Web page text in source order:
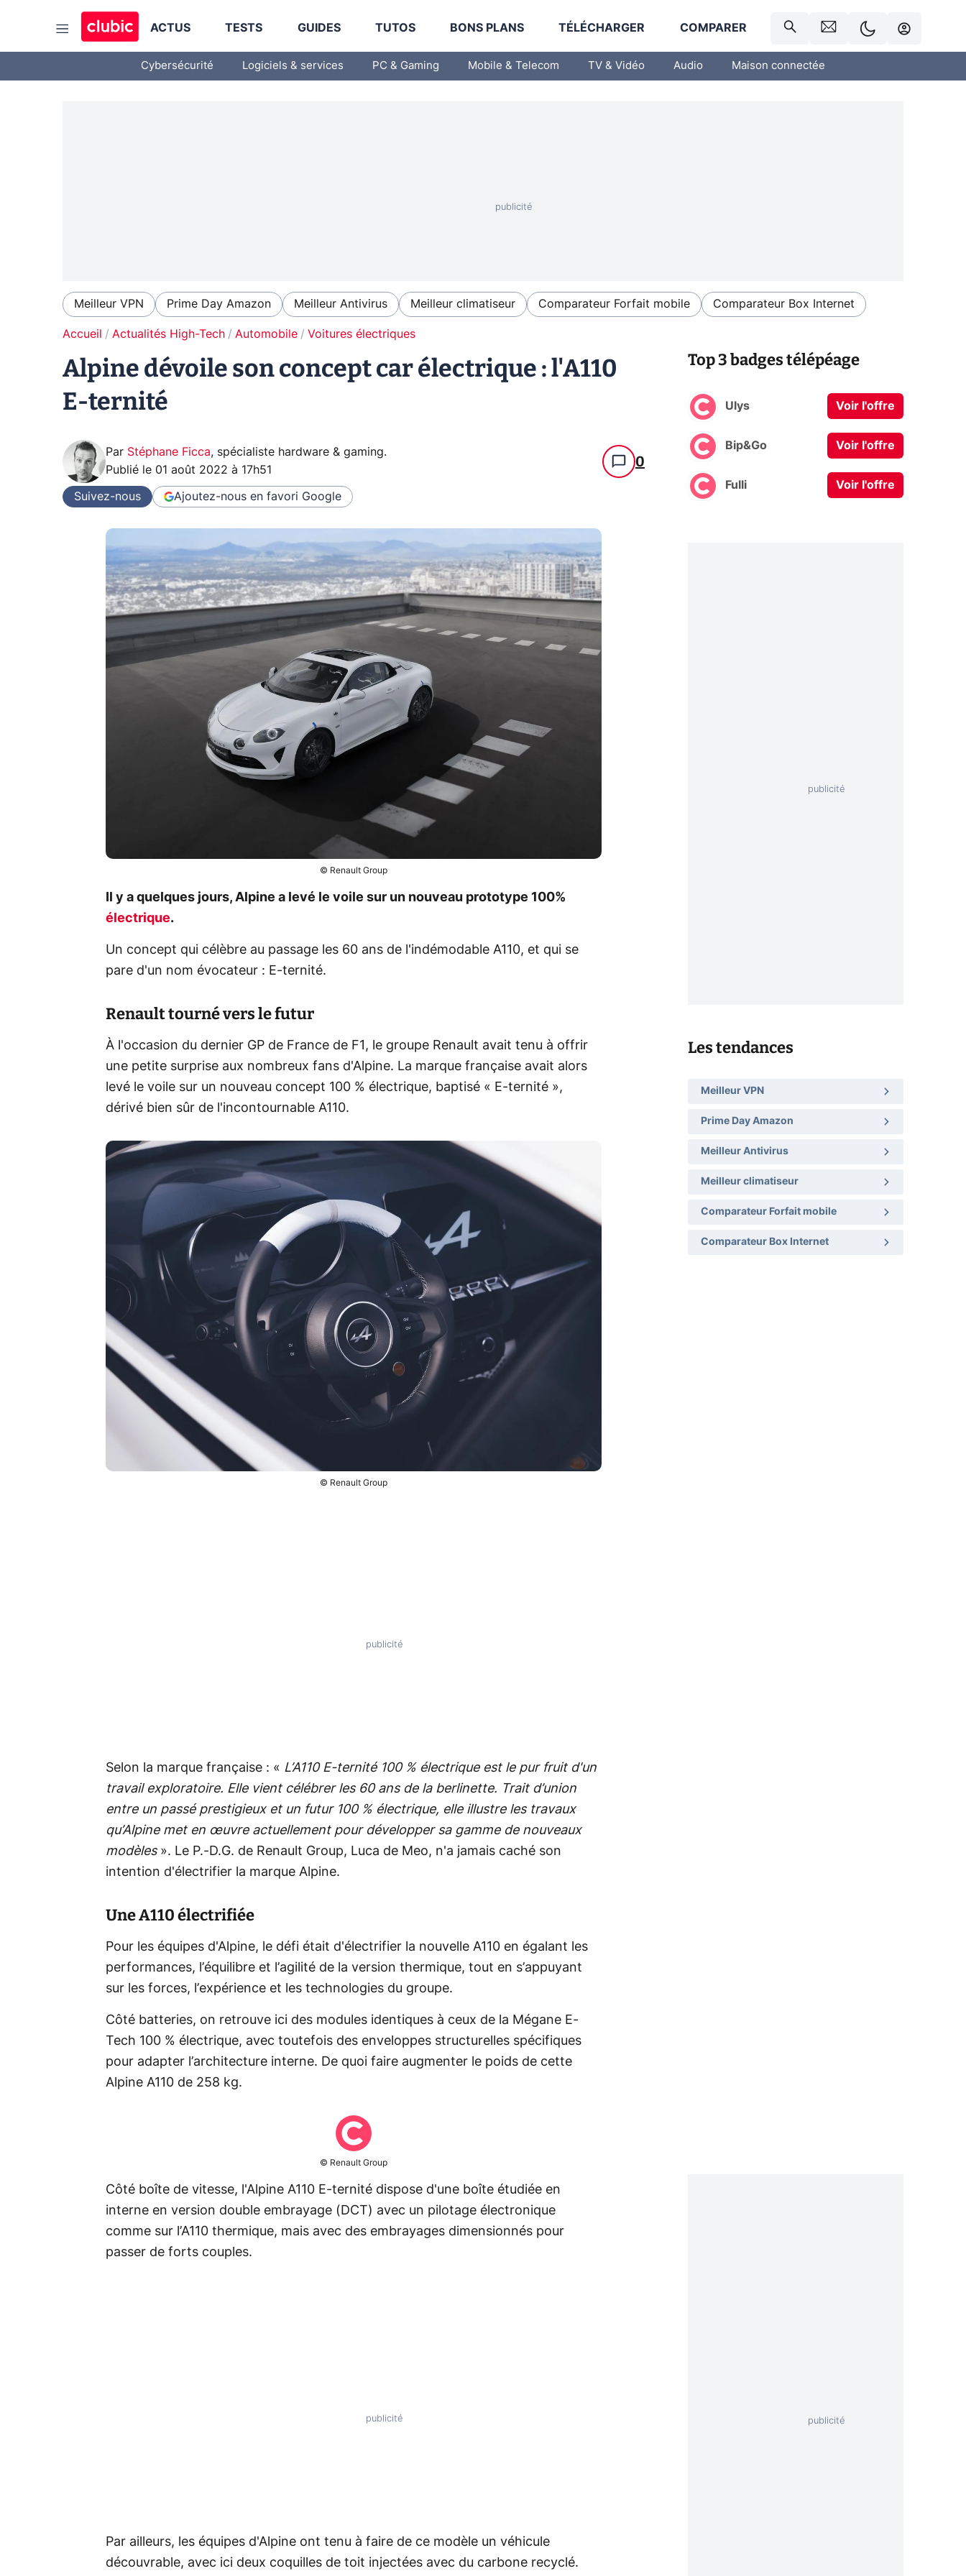
ACTUS TESTS GUIDES TUTOS BONS PLANS TÉLÉCHARGER COMPARER
Cybersécurité Logiciels & services PC & Gaming Mobile & Telecom TV & Vidéo Audio Maison connectée
Meilleur VPN Prime Day Amazon Meilleur Antivirus Meilleur climatiseur Comparateur Forfait mobile Comparateur Box Internet
Accueil Actualités High-Tech Automobile Voitures électriques
Alpine dévoile son concept car électrique : l'A110
E-ternité
Par Stéphane Ficca, spécialiste hardware & gaming.
Publié le 01 août 2022 à 17h51 0
Suivez-nous Ajoutez-nous en favori Google
© Renault Group
Il y a quelques jours, Alpine a levé le voile sur un nouveau prototype 100%
électrique.
Un concept qui célèbre au passage les 60 ans de l'indémodable A110, et qui se
pare d'un nom évocateur : E-ternité.
Renault tourné vers le futur
À l'occasion du dernier GP de France de F1, le groupe Renault avait tenu à offrir
une petite surprise aux nombreux fans d'Alpine. La marque française avait alors
levé le voile sur un nouveau concept 100 % électrique, baptisé « E-ternité »,
dérivé bien sûr de l'incontournable A110.
© Renault Group
Selon la marque française : « L’A110 E-ternité 100 % électrique est le pur fruit d'un
travail exploratoire. Elle vient célébrer les 60 ans de la berlinette. Trait d’union
entre un passé prestigieux et un futur 100 % électrique, elle illustre les travaux
qu’Alpine met en œuvre actuellement pour développer sa gamme de nouveaux
modèles ». Le P.-D.G. de Renault Group, Luca de Meo, n'a jamais caché son
intention d'électrifier la marque Alpine.
Une A110 électrifiée
Pour les équipes d'Alpine, le défi était d'électrifier la nouvelle A110 en égalant les
performances, l’équilibre et l’agilité de la version thermique, tout en s’appuyant
sur les forces, l’expérience et les technologies du groupe.
Côté batteries, on retrouve ici des modules identiques à ceux de la Mégane E-
Tech 100 % électrique, avec toutefois des enveloppes structurelles spécifiques
pour adapter l’architecture interne. De quoi faire augmenter le poids de cette
Alpine A110 de 258 kg.
© Renault Group
Côté boîte de vitesse, l'Alpine A110 E-ternité dispose d'une boîte étudiée en
interne en version double embrayage (DCT) avec un pilotage électronique
comme sur l’A110 thermique, mais avec des embrayages dimensionnés pour
passer de forts couples.
Par ailleurs, les équipes d'Alpine ont tenu à faire de ce modèle un véhicule
découvrable, avec ici deux coquilles de toit injectées avec du carbone recyclé.
Top 3 badges télépéage
Ulys Voir l'offre
Bip&Go Voir l'offre
Fulli Voir l'offre
Les tendances
Meilleur VPN
Prime Day Amazon
Meilleur Antivirus
Meilleur climatiseur
Comparateur Forfait mobile
Comparateur Box Internet